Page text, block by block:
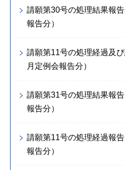
請願第30号の処理結果報
報告分）
請願第11号の処理経過及
月定例会報告分）
請願第31号の処理結果報
報告分）
請願第11号の処理経過報
報告分）